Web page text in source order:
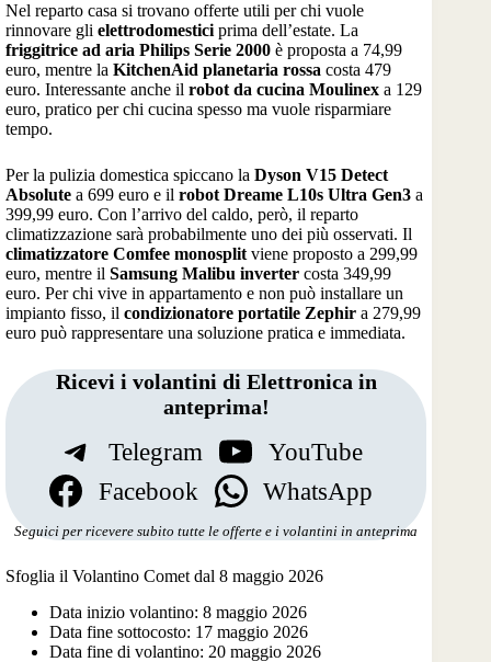
Nel reparto casa si trovano offerte utili per chi vuole
rinnovare gli elettrodomesticiprima dell’estate. La
friggitrice ad aria Philips Serie 2000 è proposta a 74,99
euro, mentre la KitchenAid planetaria rossa costa 479
euro. Interessante anche il robot da cucina Moulinex a 129
euro, pratico per chi cucina spesso ma vuole risparmiare
tempo.
Per la pulizia domestica spiccano la Dyson V15 Detect
Absolute a 699 euro e il robot Dreame L10s Ultra Gen3 a
399,99 euro. Con l’arrivo del caldo, però, il reparto
climatizzazione sarà probabilmente uno dei più osservati. Il
climatizzatore Comfee monosplitviene proposto a 299,99
euro, mentre il Samsung Malibu inverter costa 349,99
euro. Per chi vive in appartamento e non può installare un
impianto fisso, il condizionatore portatile Zephir a 279,99
euro può rappresentare una soluzione pratica e immediata.
Ricevi i volantini di Elettronica in
anteprima!
Telegram
YouTube
Facebook
WhatsApp
Seguici per ricevere subito tutte le offerte e i volantini in anteprima
Sfoglia il Volantino Comet dal 8 maggio 2026
Data inizio volantino: 8 maggio 2026
Data fine sottocosto: 17 maggio 2026
Data fine di volantino: 20 maggio 2026